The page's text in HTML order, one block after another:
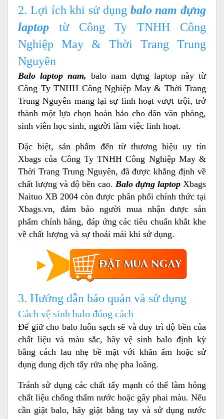
2. Lợi ích khi sử dụng balo nam đựng
laptop từ Công Ty TNHH Công
Nghiệp May & Thời Trang Trung
Nguyên
Balo laptop nam, balo nam đựng laptop này từ
Công Ty TNHH Công Nghiệp May & Thời Trang
Trung Nguyên mang lại sự linh hoạt vượt trội, trở
thành một lựa chọn hoàn hảo cho dân văn phòng,
sinh viên học sinh, người làm việc linh hoạt.
Đặc biệt, sản phẩm đến từ thương hiệu uy tín
Xbags của Công Ty TNHH Công Nghiệp May &
Thời Trang Trung Nguyên, đã được khẳng định về
chất lượng và độ bền cao. Balo đựng laptopXbags
Naituo XB 2004 còn được phân phối chính thức tại
Xbags.vn, đảm bảo người mua nhận được sản
phẩm chính hãng, đáp ứng các tiêu chuẩn khắt khe
về chất lượng và sự thoải mái khi sử dụng.
3. Hướng dẫn bảo quản và sử dụng
Cách vệ sinh balo đúng cách
Để giữ cho balo luôn sạch sẽ và duy trì độ bền của
chất liệu và màu sắc, hãy vệ sinh balo định kỳ
bằng cách lau nhẹ bề mặt với khăn ẩm hoặc sử
dụng dung dịch tẩy rửa nhẹ pha loãng.
Tránh sử dụng các chất tẩy mạnh có thể làm hỏng
chất liệu chống thấm nước hoặc gây phai màu. Nếu
cần giặt balo, hãy giặt bằng tay và sử dụng nước